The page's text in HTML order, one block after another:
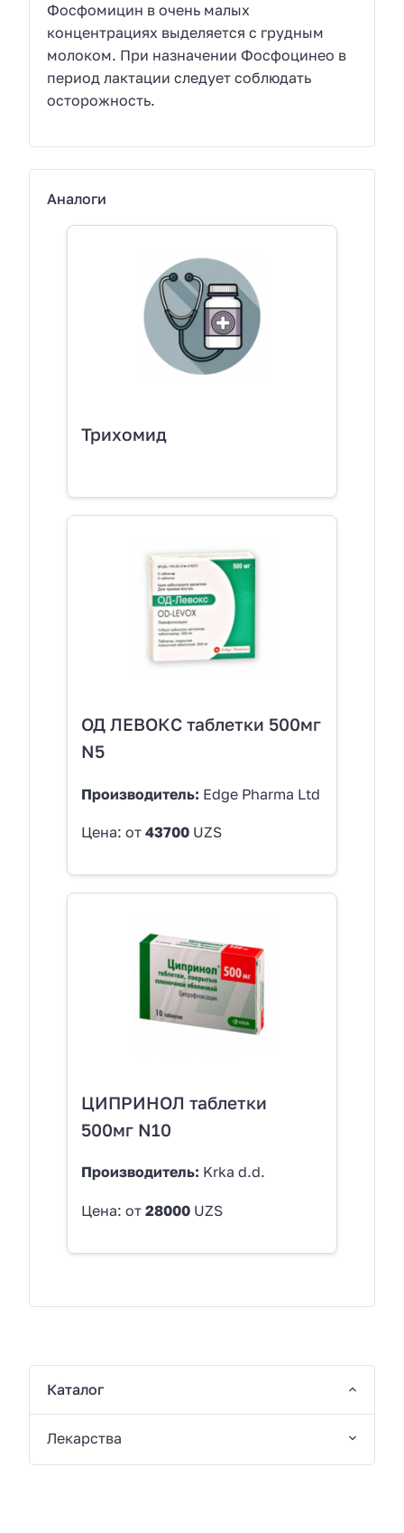
Фосфомицин в очень малых
концентрациях выделяется с грудным
молоком. При назначении Фосфоцинео в
период лактации следует соблюдать
осторожность.
Аналоги
Трихомид
ОД ЛЕВОКС таблетки 500мг
N5
Производитель: Edge Pharma Ltd
Цена: от 43700 UZS
ЦИПРИНОЛ таблетки
500мг N10
Производитель: Krka d.d.
Цена: от 28000 UZS
Каталог
Лекарства